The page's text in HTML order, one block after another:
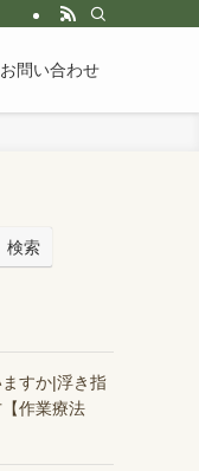
お問い合わせ
検索
すか|浮き指
作業療法